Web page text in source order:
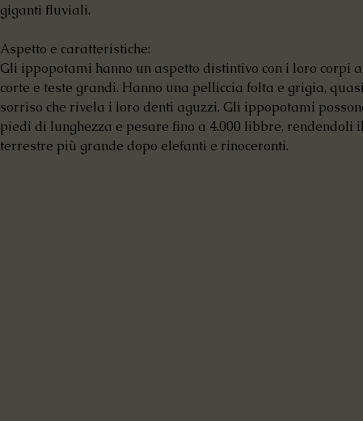
giganti fluviali.
Aspetto e caratteristiche:
Gli ippopotami hanno un aspetto distintivo con i loro corpi
corte e teste grandi. Hanno una pelliccia folta e grigia,
sorriso che rivela i loro denti aguzzi. Gli ippopotami
piedi di lunghezza e pesare fino a 4.000 libbre, rendendoli
terrestre più grande dopo elefanti e rinoceronti.